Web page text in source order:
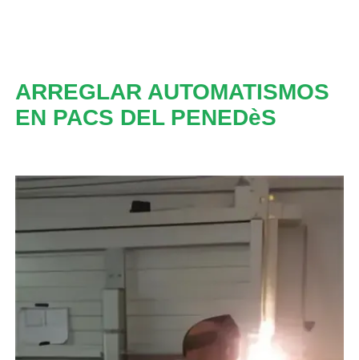
ARREGLAR AUTOMATISMOS
EN PACS DEL PENEDèS